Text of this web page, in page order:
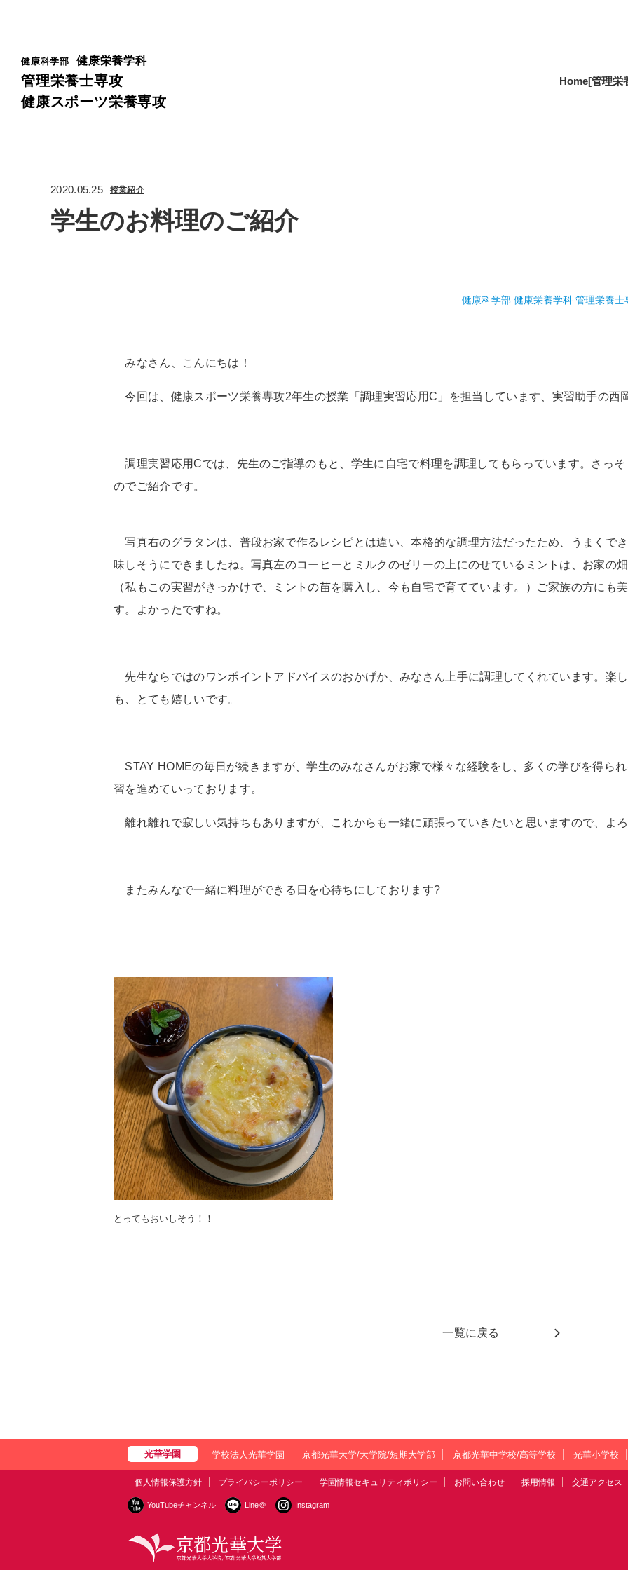
健康科学部 健康栄養学科
管理栄養士専攻
健康スポーツ栄養専攻
Home[管理栄
2020.05.25 授業紹介
学生のお料理のご紹介
健康科学部 健康栄養学科 管理栄養
みなさん、こんにちは！
今回は、健康スポーツ栄養専攻2年生の授業「調理実習応用C 」を担当しています、実習助手の西
調理実習応用Cでは、先生のご指導のもと、学生に自宅で料理を調理してもらっています。 さっ
のでご紹介です。
写真右のグラタンは、普段お家で作るレシピとは違い、本格的な調理方法だったため、うまくで
味しそうにできましたね。 写真左のコーヒーとミルクのゼリーの上にのせているミントは、お家の
（私もこの実習がきっかけで、ミントの苗を購入し、今も自宅で育てています。）
ご家族の方にも
す。よかったですね。
先生ならではのワンポイントアドバイスのおかげか、みなさん上手に調理してくれています。 楽
も、とても嬉しいです。
STAY HOMEの毎日が続きますが、学生のみなさんがお家で様々な経験をし、多くの学びを得ら
習を進めていっております。
離れ離れで寂しい気持ちもありますが、これからも一緒に頑張っていきたいと思いますので、よ
またみんなで一緒に料理ができる日を心待ちにしております?
とってもおいしそう！！
一覧に戻る
学校法人光華学園 京都光華大学/大学院/短期大学部 京都光華中学校/高等学校 光華小学校
個人情報保護方針 プライバシーポリシー 学園情報セキュリティポリシー お問い合わせ 採用情報 交通アクセス
YouTubeチャンネル Line＠ Instagram